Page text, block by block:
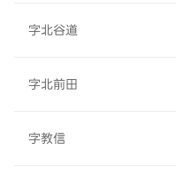
字北谷道
字北前田
字教信